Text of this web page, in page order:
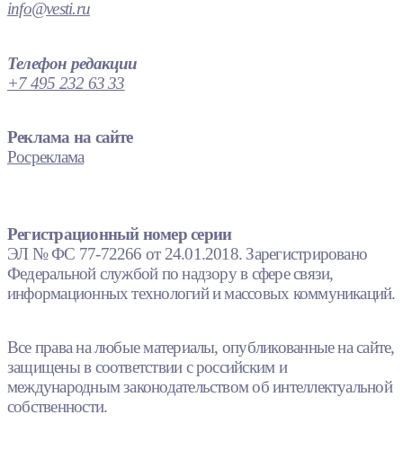
info@vesti.ru
Телефон редакции
+7 495 232 63 33
Реклама на сайте
Росреклама
Регистрационный номер серии
ЭЛ № ФС 77-72266 от 24.01.2018. Зарегистрировано
Федеральной службой по надзору в сфере связи,
информационных технологий и массовых коммуникаций.
Все права на любые материалы, опубликованные на сайте,
защищены в соответствии с российским и
международным законодательством об интеллектуальной
собственности.